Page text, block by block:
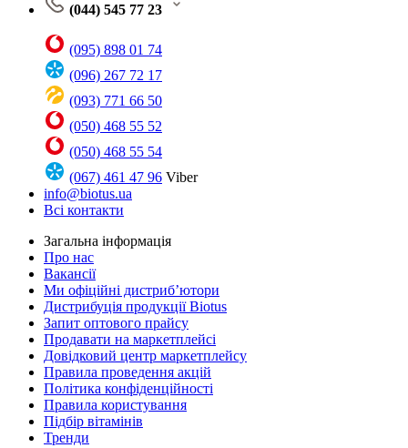
(044) 545 77 23
(095) 898 01 74
(096) 267 72 17
(093) 771 66 50
(050) 468 55 52
(050) 468 55 54
(067) 461 47 96 Viber
info@biotus.ua
Всі контакти
Загальна інформація
Про нас
Вакансії
Ми офіційні дистриб’ютори
Дистрибуція продукції Biotus
Запит оптового прайсу
Продавати на маркетплейсі
Довідковий центр маркетплейсу
Правила проведення акцій
Політика конфіденційності
Правила користування
Підбір вітамінів
Тренди